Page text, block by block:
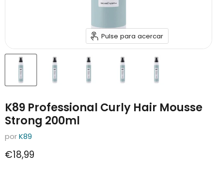
Pulse para acercar
K89 Professional Curly Hair Mousse
Strong 200ml
porK89
Precio actual
€18,99